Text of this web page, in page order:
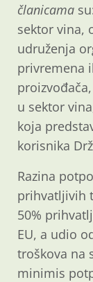
članicama
sektor vina,
udruženja
privremena
u sektor
koja
korisnika
Razina
prihvatljivih
50%
EU, a udio
troškova na
minimis